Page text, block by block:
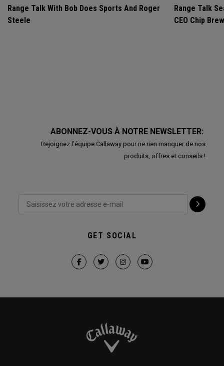
Range Talk With Bob Does Sports And Roger
Steele
Range Talk
CEO Chip
ABONNEZ-VOUS À NOTRE NEWSLETTER:
Rejoignez l'équipe Callaway pour ne rien manquer de nos
produits, offres et conseils !
GET SOCIAL